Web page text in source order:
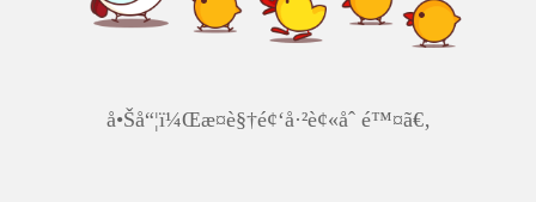
å•Šå“¦ï¼Œæ­¤è§†é¢‘å·²è¢«åˆ é™¤ã€‚